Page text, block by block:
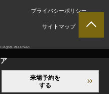
来場予約を
する
プライバシーポリシー
サイトマップ
Rights Reserved.